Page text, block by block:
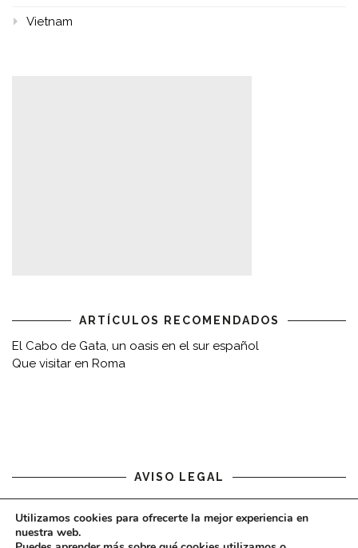
Vietnam
ARTÍCULOS RECOMENDADOS
El Cabo de Gata, un oasis en el sur español
Que visitar en Roma
AVISO LEGAL
Aviso legal
Utilizamos cookies para ofrecerte la mejor experiencia en
nuestra web.